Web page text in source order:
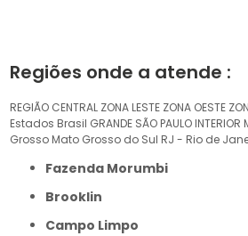
Regiões onde a atende :
REGIÃO CENTRAL ZONA LESTE ZONA OESTE
Estados Brasil GRANDE SÃO PAULO INTERIOR
Grosso Mato Grosso do Sul RJ - Rio de
Fazenda Morumbi
Brooklin
Campo Limpo